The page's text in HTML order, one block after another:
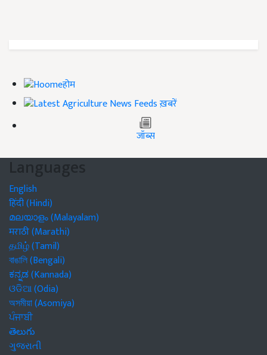
होम
ख़बरें
जॉब्स
Languages
English
हिंदी (Hindi)
മലയാളം (Malayalam)
मराठी (Marathi)
தமிழ் (Tamil)
বাঙালি (Bengali)
ಕನ್ನಡ (Kannada)
ଓଡିଆ (Odia)
অসমীয়া (Asomiya)
ਪੰਜਾਬੀ
తెలుగు
ગુજરાતી